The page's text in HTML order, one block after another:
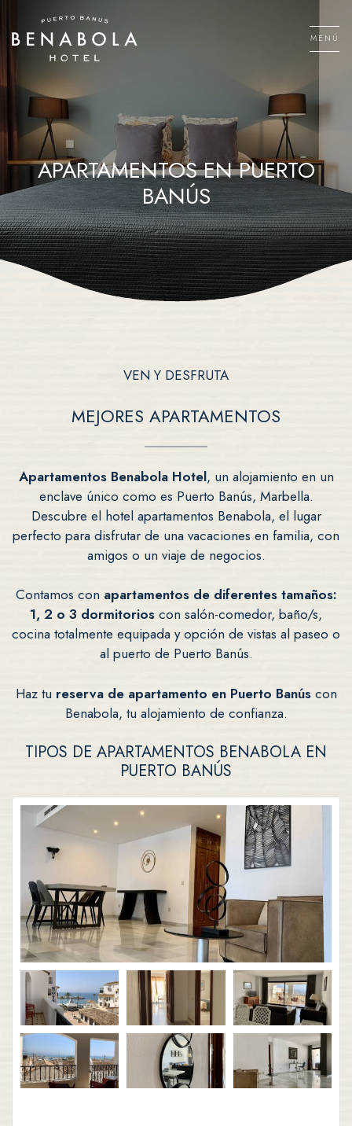
contenido
MENÚ
APARTAMENTOS EN PUERTO
BANÚS
VEN Y DESFRUTA
MEJORES APARTAMENTOS
Apartamentos Benabola Hotel, un alojamiento en un
enclave único como es Puerto Banús, Marbella.
Descubre el hotel apartamentos Benabola, el lugar
perfecto para disfrutar de una vacaciones en familia, con
amigos o un viaje de negocios.
Contamos con apartamentos de diferentes tamaños:
1, 2 o 3 dormitorios con salón-comedor, baño/s,
cocina totalmente equipada y opción de vistas al paseo o
al puerto de Puerto Banús.
Haz tu reserva de apartamento en Puerto Banúscon
Benabola, tu alojamiento de confianza.
TIPOS DE APARTAMENTOS BENABOLA EN
PUERTO BANÚS